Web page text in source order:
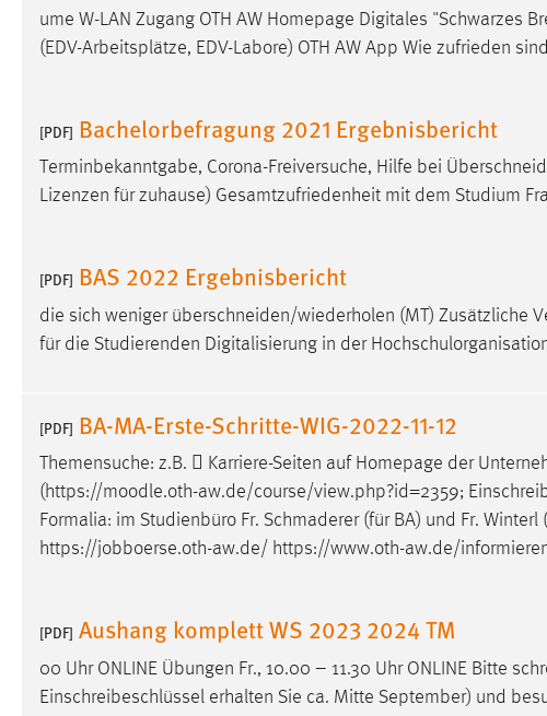
ume W-LAN Zugang OTH AW Homepage Digitales "Schwarzes
(EDV-Arbeitsplätze, EDV-Labore) OTH AW App Wie zufrieden
[PDF] Bachelorbefragung 2021 Ergebnisbericht
Terminbekanntgabe, Corona-Freiversuche, Hilfe bei
Lizenzen für zuhause) Gesamtzufriedenheit mit dem Studium
[PDF] BAS 2022 Ergebnisbericht
die sich weniger überschneiden/wiederholen (MT) Zusätzliche
für die Studierenden Digitalisierung in der
[PDF] BA-MA-Erste-Schritte-WIG-2022-11-12
Themensuche: z.B.  Karriere-Seiten auf Homepage der
(https://moodle.oth-aw.de/course/view.php?id=2359;
Formalia: im Studienbüro Fr. Schmaderer (für BA) und Fr.
https://jobboerse.oth-aw.de/ https://www.oth-aw.de/
[PDF] Aushang komplett WS 2023 2024 TM
00 Uhr ONLINE Übungen Fr., 10.00 – 11.30 Uhr ONLINE Bitte
Einschreibeschlüssel erhalten Sie ca. Mitte September) und